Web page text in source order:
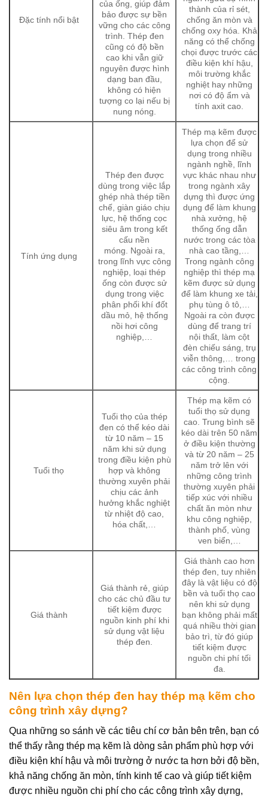
Đặc tính nổi bật
của ống, giúp đảm
bảo được sự bền
vững cho các công
trình. Thép đen
cũng có độ bền
cao khi vẫn giữ
nguyên được hình
dạng ban đầu,
không có hiện
tượng co lại nếu bị
nung nóng.
thành của rỉ sét,
chống ăn mòn và
chống oxy hóa. Khả
năng có thể chống
chọi được trước các
điều kiện khí hậu,
môi trường khắc
nghiệt hay những
nơi có độ ẩm và
tính axit cao.
Tính ứng dụng
Thép đen được
dùng trong việc lắp
ghép nhà thép tiền
chế, giàn giáo chịu
lực, hệ thống cọc
siêu âm trong kết
cấu nền
móng. Ngoài ra,
trong lĩnh vực công
nghiệp, loại thép
ống còn được sử
dụng trong việc
phân phối khí đốt
dầu mỏ, hệ thống
nồi hơi công
nghiệp,…
Thép mạ kẽm được
lựa chọn để sử
dụng trong nhiều
ngành nghề, lĩnh
vực khác nhau như
trong ngành xây
dựng thì được ứng
dụng để làm khung
nhà xưởng, hệ
thống ống dẫn
nước trong các tòa
nhà cao tầng,…
Trong ngành công
nghiệp thì thép mạ
kẽm được sử dụng
để làm khung xe tải,
phụ tùng ô tô,…
Ngoài ra còn được
dùng để trang trí
nội thất, làm cột
đèn chiếu sáng, trụ
viễn thông,… trong
các công trình công
cộng.
Tuổi thọ
Tuổi thọ của thép
đen có thể kéo dài
từ 10 năm – 15
năm khi sử dụng
trong điều kiện phù
hợp và không
thường xuyên phải
chịu các ảnh
hưởng khắc nghiệt
từ nhiệt độ cao,
hóa chất,…
Thép mạ kẽm có
tuổi thọ sử dụng
cao. Trung bình sẽ
kéo dài trên 50 năm
ở điều kiện thường
và từ 20 năm – 25
năm trở lên với
những công trình
thường xuyên phải
tiếp xúc với nhiều
chất ăn mòn như
khu công nghiệp,
thành phố, vùng
ven biển,…
Giá thành
Giá thành rẻ, giúp
cho các chủ đầu tư
tiết kiệm được
nguồn kinh phí khi
sử dụng vật liệu
thép đen.
Giá thành cao hơn
thép đen, tuy nhiên
đây là vật liệu có độ
bền và tuổi thọ cao
nên khi sử dụng
bạn không phải mất
quá nhiều thời gian
bảo trì, từ đó giúp
tiết kiệm được
nguồn chi phí tối
đa.
Nên lựa chọn thép đen hay thép mạ kẽm cho
công trình xây dựng?
Qua những so sánh về các tiêu chí cơ bản bên trên, bạn có
thể thấy rằng thép mạ kẽm là dòng sản phẩm phù hợp với
điều kiện khí hậu và môi trường ở nước ta hơn bởi độ bền,
khả năng chống ăn mòn, tính kinh tế cao và giúp tiết kiệm
được nhiều nguồn chi phí cho các công trình xây dựng,